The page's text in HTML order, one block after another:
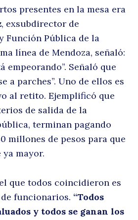
presentes en la mesa era
, exsubdirector de
Función Pública de la
línea de Mendoza, señaló:
empeorando”. Señaló que
a parches”. Uno de ellos es
al retito. Ejemplificó que
de salida de la
terminan pagando
millones de pesos para que
mayor.
que todos coincidieron es
funcionarios. “Todos
y todos se ganan los